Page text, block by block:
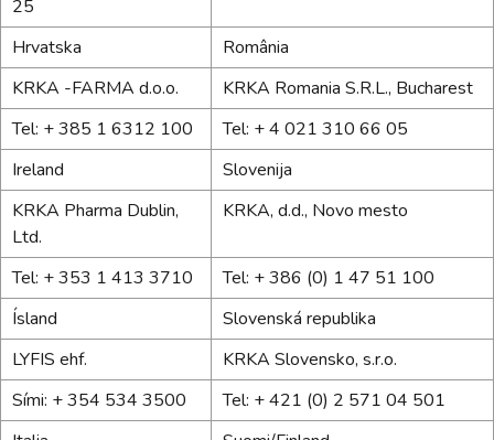
25
Hrvatska
România
KRKA -FARMA d.o.o.
KRKA Romania S.R.L., Bucharest
Tel: + 385 1 6312 100
Tel: + 4 021 310 66 05
Ireland
Slovenija
KRKA Pharma Dublin,
Ltd.
KRKA, d.d., Novo mesto
Tel: + 353 1 413 3710
Tel: + 386 (0) 1 47 51 100
Ísland
Slovenská republika
LYFIS ehf.
KRKA Slovensko, s.r.o.
Sími: + 354 534 3500
Tel: + 421 (0) 2 571 04 501